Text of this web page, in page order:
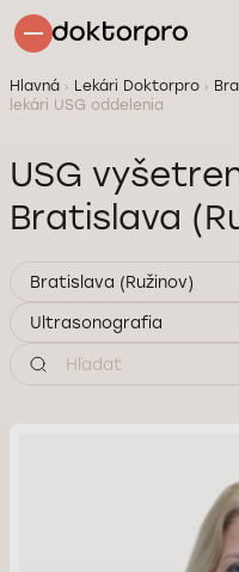
Hlavná Lekári Doktorpro
lekári USG oddelenia
USG
Bratislava
Bratislava (Ružinov)
Ultrasonografia